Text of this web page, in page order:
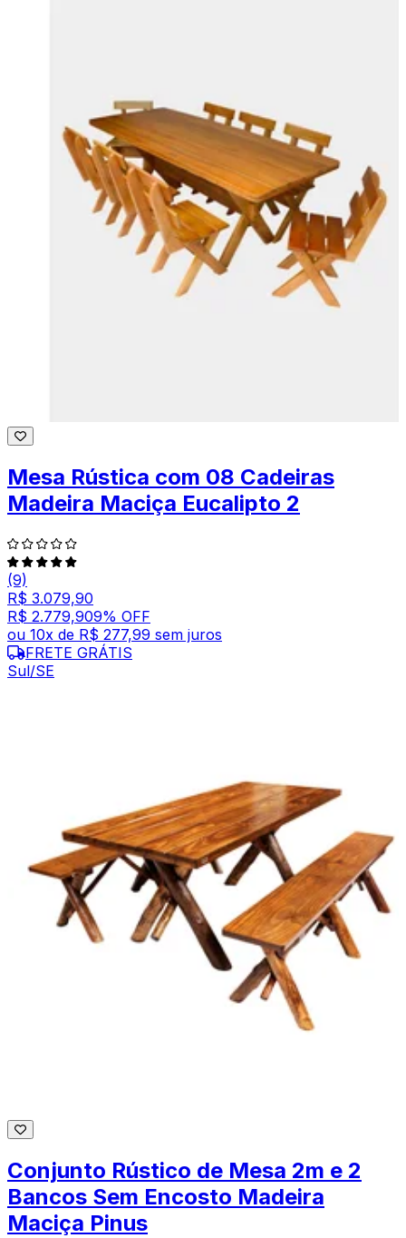
Mesa Rústica com 08 Cadeiras
Madeira Maciça Eucalipto 2
(9)
R$ 3.079,90
R$ 2.779,909% OFF
ou 10x de R$ 277,99 sem juros
FRETE GRÁTIS
Sul/SE
Conjunto Rústico de Mesa 2m e 2
Bancos Sem Encosto Madeira
Maciça Pinus